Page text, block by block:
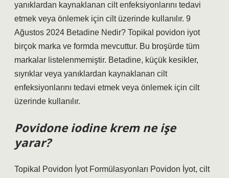
yanıklardan kaynaklanan cilt enfeksiyonlarını tedavi
etmek veya önlemek için cilt üzerinde kullanılır. 9
Ağustos 2024 Betadine Nedir? Topikal povidon iyot
birçok marka ve formda mevcuttur. Bu broşürde tüm
markalar listelenmemiştir. Betadine, küçük kesikler,
sıyrıklar veya yanıklardan kaynaklanan cilt
enfeksiyonlarını tedavi etmek veya önlemek için cilt
üzerinde kullanılır.
Povidone iodine krem ne işe
yarar?
Topikal Povidon İyot Formülasyonları Povidon İyot, cilt